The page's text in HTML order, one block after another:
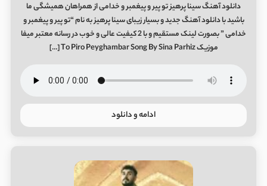
دانلود آهنگ سینا پرهیز تو پیر و پیغمبر و خدامی از همراهان همیشگی ما
باشید با دانلود آهنگ جدید و بسیار زیبای سینا پرهیز به نام “تو پیر و پیغمبر و
خدامی ” بصورت لینک مستقیم و با 2 کیفیت عالی و خوب در رسانه معتبر میفا
موزیک To Piro Peyghambar Song By Sina Parhiz […]
ادامه و دانلود